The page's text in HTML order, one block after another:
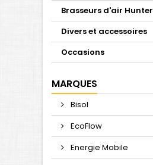
Brasseurs d'air Hunter
Divers et accessoires
Occasions
MARQUES
Bisol
EcoFlow
Energie Mobile